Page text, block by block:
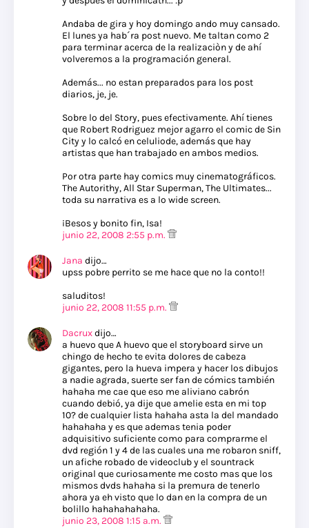
Andaba de gira y hoy domingo ando muy cansado.
El lunes ya hab´ra post nuevo. Me taltan como 2
para terminar acerca de la realizaciòn y de ahí
volveremos a la programación general.
Además... no estan preparados para los post
diarios, je, je.
Sobre lo del Story, pues efectivamente. Ahí tienes
que Robert Rodriguez mejor agarro el comic de Sin
City y lo calcó en celuliode, además que hay
artistas que han trabajado en ambos medios.
Por otra parte hay comics muy cinematográficos.
The Autorithy, All Star Superman, The Ultimates...
toda su narrativa es a lo wide screen.
¡Besos y bonito fin, Isa!
junio 22, 2008 2:55 p.m.
Jana dijo…
upss pobre perrito se me hace que no la conto!!
saluditos!
junio 22, 2008 11:55 p.m.
Dacruxdijo…
a huevo que A huevo que el storyboard sirve un
chingo de hecho te evita dolores de cabeza
gigantes, pero la hueva impera y hacer los dibujos
a nadie agrada, suerte ser fan de cómics también
hahaha me cae que eso me aliviano cabrón
cuando debió, ya dije que amelie esta en mi top
10? de cualquier lista hahaha asta la del mandado
hahahaha y es que ademas tenia poder
adquisitivo suficiente como para comprarme el
dvd región 1 y 4 de las cuales una me robaron sniff,
un afiche robado de videoclub y el sountrack
original que curiosamente me costo mas que los
mismos dvds hahaha si la premura de tenerlo
ahora ya eh visto que lo dan en la compra de un
bolillo hahahahahaha.
junio 23, 2008 1:15 a.m.